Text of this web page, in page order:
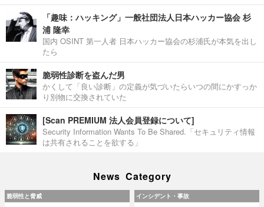
「趣味：ハッキング」一般社団法人日本ハッカー協会 杉
浦 隆幸
国内 OSINT 第一人者 日本ハッカー協会の杉浦氏が本気を出し
たら
脆弱性診断を盗んだ男
かくして「良い診断」の定義が気づいたらいつの間にかすっか
り別物に交換されていた
[Scan PREMIUM 法人会員登録について]
Security Information Wants To Be Shared.「セキュリティ情報
は共有されることを欲する」
News Category
脆弱性と脅威 インシデント・事故